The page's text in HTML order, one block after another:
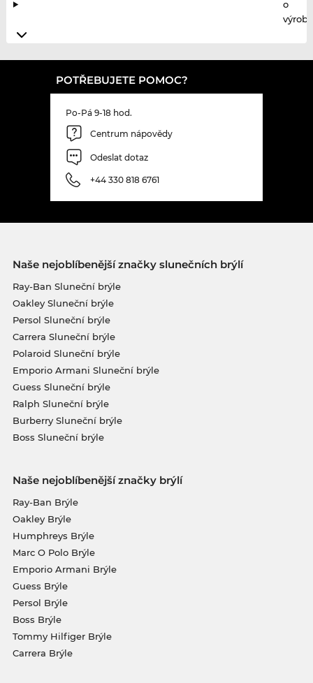
o
POTŘEBUJETE POMOC?
Po-Pá 9-18 hod.
Centrum nápovědy
Odeslat dotaz
+44 330 818 6761
Naše nejoblíbenější značky slunečních brýlí
Ray-Ban Sluneční brýle
Oakley Sluneční brýle
Persol Sluneční brýle
Carrera Sluneční brýle
Polaroid Sluneční brýle
Emporio Armani Sluneční brýle
Guess Sluneční brýle
Ralph Sluneční brýle
Burberry Sluneční brýle
Boss Sluneční brýle
Naše nejoblíbenější značky brýlí
Ray-Ban Brýle
Oakley Brýle
Humphreys Brýle
Marc O Polo Brýle
Emporio Armani Brýle
Guess Brýle
Persol Brýle
Boss Brýle
Tommy Hilfiger Brýle
Carrera Brýle